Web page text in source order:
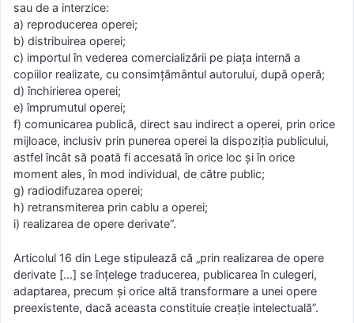
sau de a interzice:
a) reproducerea operei;
b) distribuirea operei;
c) importul în vederea comercializării pe piața internă a
copiilor realizate, cu consimțământul autorului, după operă;
d) închirierea operei;
e) împrumutul operei;
f) comunicarea publică, direct sau indirect a operei, prin orice
mijloace, inclusiv prin punerea operei la dispoziția publicului,
astfel încât să poată fi accesată în orice loc și în orice
moment ales, în mod individual, de către public;
g) radiodifuzarea operei;
h) retransmiterea prin cablu a operei;
i) realizarea de opere derivate”.
Articolul 16 din Lege stipulează că „prin realizarea de opere
derivate […] se înțelege traducerea, publicarea în culegeri,
adaptarea, precum și orice altă transformare a unei opere
preexistente, dacă aceasta constituie creație intelectuală”.